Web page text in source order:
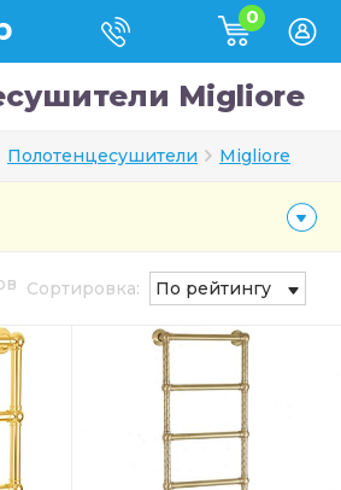
0
Migliore
Полотенцесушители Migliore
Сортировка: По рейтингу